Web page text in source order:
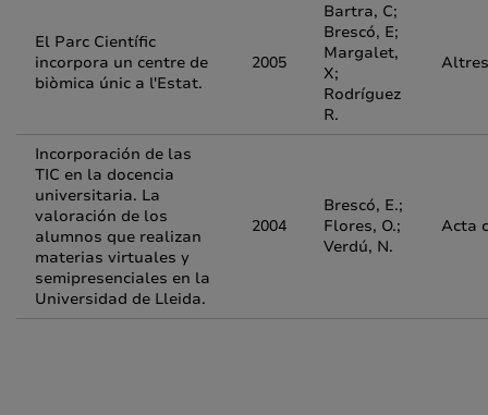
El Parc Científic
incorpora un centre de
biòmica únic a l'Estat.
2005
Bartra, C;
Brescó, E;
Margalet,
X;
Rodríguez
R.
Altres
Incorporación de las
TIC en la docencia
universitaria. La
valoración de los
alumnos que realizan
materias virtuales y
semipresenciales en la
Universidad de Lleida.
2004
Brescó, E.;
Flores, O.;
Verdú, N.
Acta